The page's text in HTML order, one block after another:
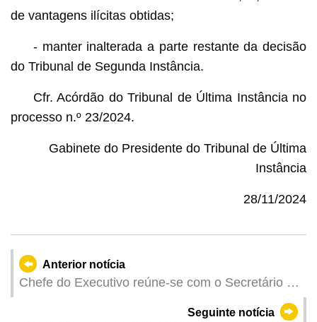
de vantagens ilícitas obtidas;
- manter inalterada a parte restante da decisão
do Tribunal de Segunda Instância.
Cfr. Acórdão do Tribunal de Última Instância no
processo n.º 23/2024.
Gabinete do Presidente do Tribunal de Última
Instância
28/11/2024
Anterior notícia
Chefe do Executivo reúne-se com o Secretário de
Estado para o Ensino Superior da República de
Seguinte notícia